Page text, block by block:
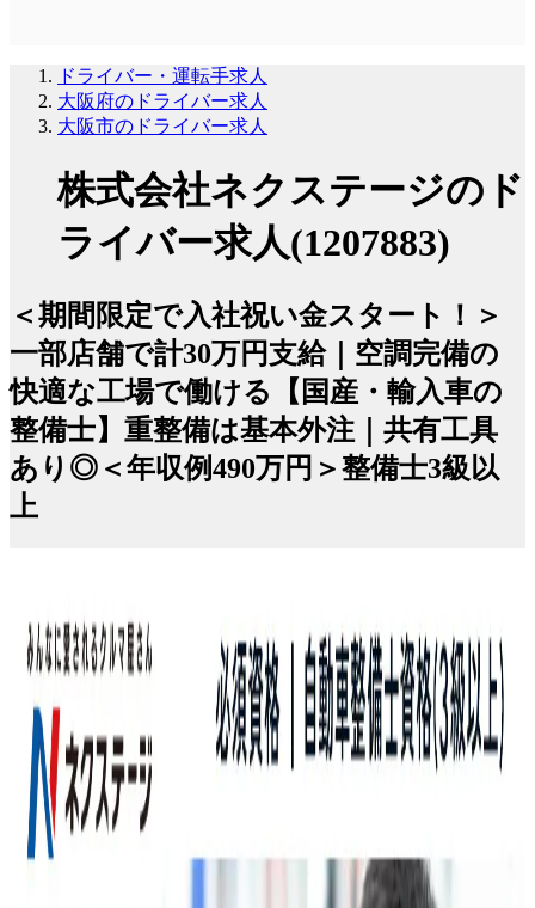
ドライバー・運転手求人
大阪府のドライバー求人
大阪市のドライバー求人
株式会社ネクステージのド
ライバー求人(1207883)
＜期間限定で入社祝い金スタート！＞
一部店舗で計30万円支給｜空調完備の
快適な工場で働ける【国産・輸入車の
整備士】重整備は基本外注｜共有工具
あり◎＜年収例490万円＞整備士3級以
上